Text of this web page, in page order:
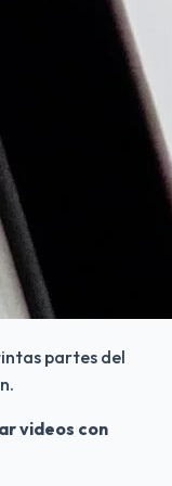
partes del
videos con